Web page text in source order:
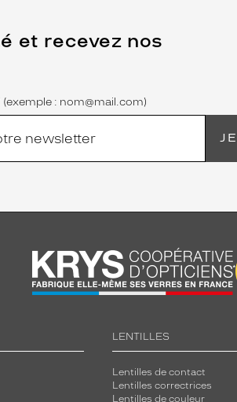
et recevez nos
(exemple : nom@mail.com)
LENTILLES
Lentilles de contact
Lentilles correctrices
Lentilles de couleur